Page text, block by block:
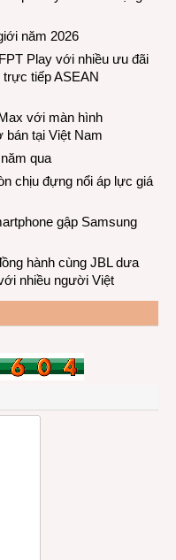
năm 2026
Play với nhiều ưu đãi
tiếp ASEAN
với màn hình
tại Việt Nam
qua
chịu đựng nổi áp lực giá
gập Samsung
hành cùng JBL dưa
nhiều người Việt